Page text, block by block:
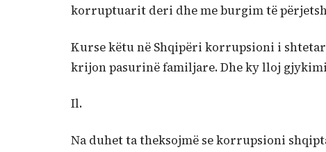
korruptuarit deri dhe me burgim të
Kurse këtu në Shqipëri korrupsioni i
krijon pasurinë familjare. Dhe ky lloj
Il.
Na duhet ta theksojmë se korrupsioni